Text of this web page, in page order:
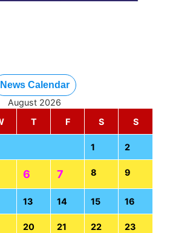
News Calendar
August 2026
T F S S
1 2
6 7 8 9
13 14 15 16
20 21 22 23